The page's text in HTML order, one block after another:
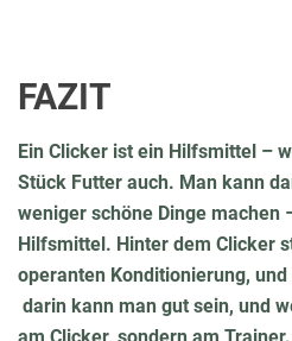
FAZIT
Ein Clicker ist ein Hilfsmittel –
Stück Futter auch. Man kann
weniger schöne Dinge machen
Hilfsmittel. Hinter dem Clicker
operanten Konditionierung,
darin kann man gut sein, und